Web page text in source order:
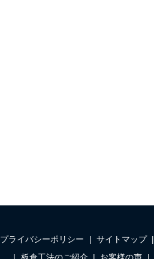
プライバシーポリシー サイトマップ